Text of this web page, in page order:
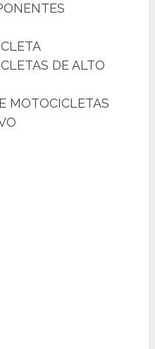
DE ALTO
MOTOCICLETAS